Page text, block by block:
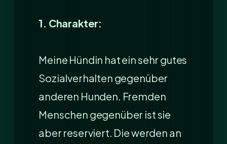
1. Charakter:
Meine Hündin hat ein sehr gutes
Sozialverhalten gegenüber
anderen Hunden. Fremden
Menschen gegenüber ist sie
aber reserviert. Die werden an